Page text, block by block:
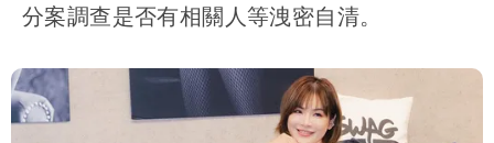
分案調查是否有相關人等洩密自清。